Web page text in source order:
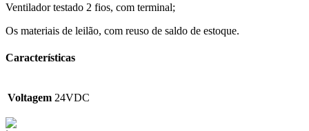
Ventilador testado 2 fios, com terminal;
Os materiais de leilão, com reuso de saldo de estoque.
Características
Voltagem 24VDC